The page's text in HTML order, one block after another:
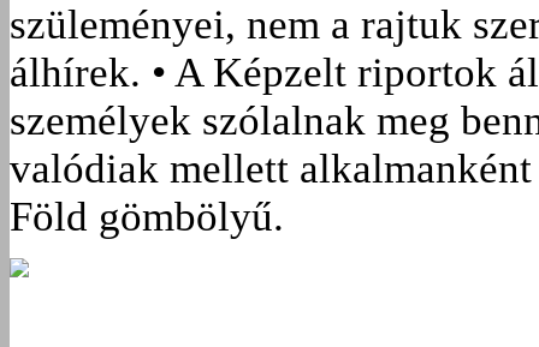
szüleményei, nem a rajtuk
álhírek. • A Képzelt riportok
személyek szólalnak meg
valódiak mellett
Föld gömbölyű.